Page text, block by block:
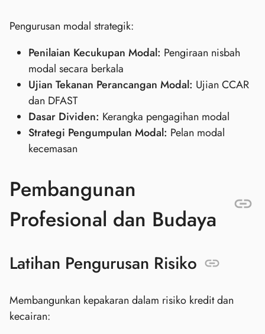
Pengurusan modal strategik:
Penilaian Kecukupan Modal: Pengiraan nisbah
modal secara berkala
Ujian Tekanan Perancangan Modal: Ujian CCAR
dan DFAST
Dasar Dividen: Kerangka pengagihan modal
Strategi Pengumpulan Modal: Pelan modal
kecemasan
Pembangunan
Profesional dan Budaya
Latihan Pengurusan Risiko
Membangunkan kepakaran dalam risiko kredit dan
kecairan: